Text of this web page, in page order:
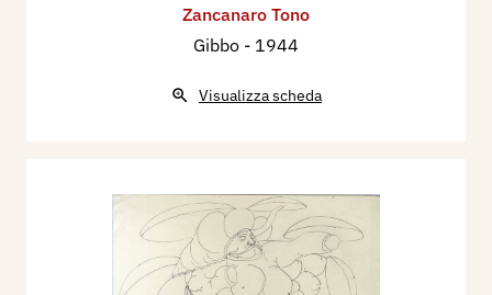
Zancanaro Tono
Gibbo - 1944
Visualizza scheda